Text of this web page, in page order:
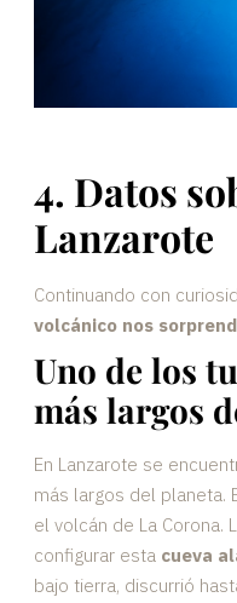
4. Datos
Lanzarote
Continuando con
volcánico nos
Uno de los
más largos
En Lanzarote se
más largos del planeta.
el volcán de La Corona.
configurar esta cueva
bajo tierra, discurrió